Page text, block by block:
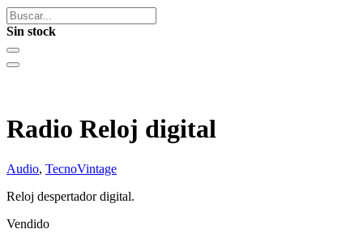
Sin stock
Radio Reloj digital
Audio, TecnoVintage
Reloj despertador digital.
Vendido